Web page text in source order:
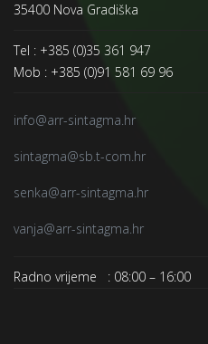
35400 Nova Gradiška
Tel : +385 (0)35 361 947
Mob : +385 (0)91 581 69 96
info@arr-sintagma.hr
sintagma@sb.t-com.hr
senka@arr-sintagma.hr
vanja@arr-sintagma.hr
Radno vrijeme : 08:00 – 16:00